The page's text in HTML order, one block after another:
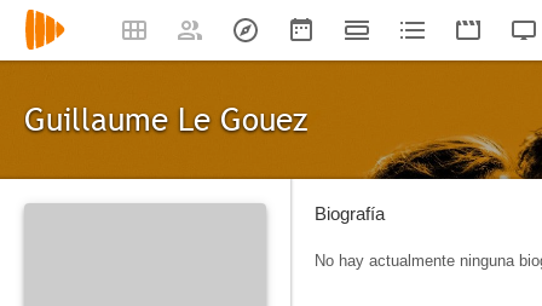
Guillaume Le Gouez
Biografía
No hay actualmente ninguna